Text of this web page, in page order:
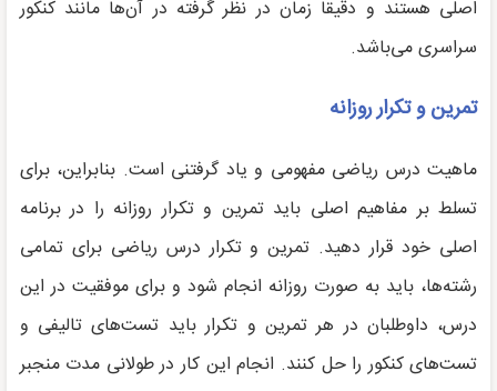
اصلی هستند و دقیقا زمان در نظر گرفته در آن‌ها مانند کنکور
سراسری می‌باشد.
تمرین و تکرار روزانه
ماهیت درس ریاضی مفهومی و یاد گرفتنی است. بنابراین، برای
تسلط بر مفاهیم اصلی باید تمرین و تکرار روزانه را در برنامه
اصلی خود قرار دهید. تمرین و تکرار درس ریاضی برای تمامی
رشته‌ها، باید به صورت روزانه انجام شود و برای موفقیت در این
درس، داوطلبان در هر تمرین و تکرار باید تست‌های تالیفی و
تست‌های کنکور را حل کنند. انجام این کار در طولانی مدت منجبر